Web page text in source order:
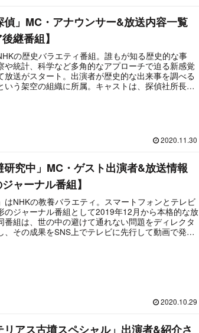
偵」MC・アナウンサー&放送内容一覧
継番組】
の歴史バラエティ番組。誰もが知る歴史的な事
や統計、科学など多角的なアプローチで迫る新感覚
放送がスタート。出演者が歴史的な出来事を調べる
いう架空の組織に所属。キャストは、探偵社所長
年3月31日より「歴史秘話ヒストリア」の後番組
化に至った。基本的な出演者に変更はないが、歴史
規加入している。
2020.11.30
研究中」MC・ゲスト出演者&放送情報
ャーナル番組】
はNHKの教養バラエティ。スマートフォンとテレビ
のジャーナル番組として2019年12月から本格的な放
番組は、世の中の避けて通れない問題をディレクタ
、その成果をSNS上でテレビに先行して動画で発
は2022年1月14日。テーマは「結婚って、した方が
2020.10.29
アス古墳スペシャル」出演者&紹介さ